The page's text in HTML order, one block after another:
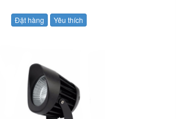
Đặt hàng Yêu thích